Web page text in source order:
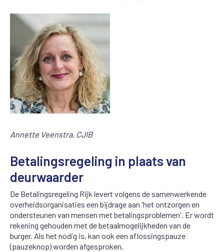
Annette Veenstra, CJIB
Betalingsregeling in plaats van
deurwaarder
De Betalingsregeling Rijk levert volgens de samenwerkende
overheidsorganisaties een bijdrage aan 'het ontzorgen en
ondersteunen van mensen met betalingsproblemen'. Er wordt
rekening gehouden met de betaalmogelijkheden van de
burger. Als het nodig is, kan ook een aflossingspauze
(pauzeknop) worden afgesproken.